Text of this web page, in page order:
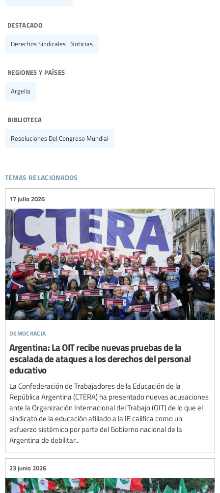
destacado
Derechos Sindicales | Noticias
regiones y países
Argelia
biblioteca
Resoluciones Del Congreso Mundial
temas relacionados
democracia
17 julio 2026
Argentina: La OIT recibe nuevas pruebas de la
escalada de ataques a los derechos del personal
educativo
La Confederación de Trabajadores de la Educación de la
República Argentina (CTERA) ha presentado nuevas acusaciones
ante la Organización Internacional del Trabajo (OIT) de lo que el
sindicato de la educación afiliado a la IE califica como un
esfuerzo sistémico por parte del Gobierno nacional de la
Argentina de debilitar...
23 junio 2026